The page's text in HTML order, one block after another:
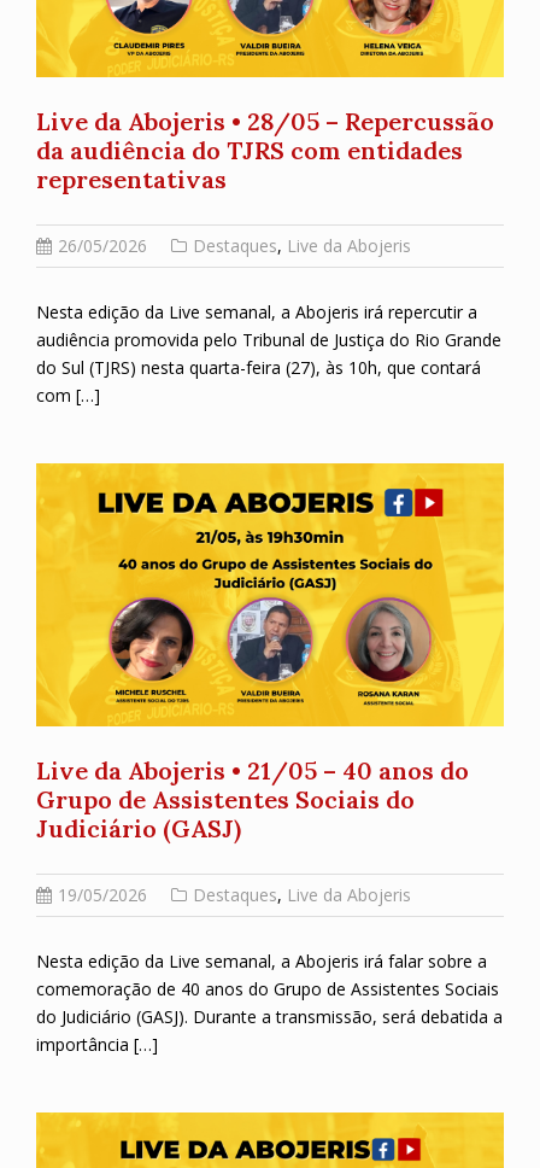
Live da Abojeris • 28/05 – Repercussão
da audiência do TJRS com entidades
representativas
26/05/2026 Destaques, Live da Abojeris
Nesta edição da Live semanal, a Abojeris irá repercutir a
audiência promovida pelo Tribunal de Justiça do Rio Grande
do Sul (TJRS) nesta quarta-feira (27), às 10h, que contará
com […]
Live da Abojeris • 21/05 – 40 anos do
Grupo de Assistentes Sociais do
Judiciário (GASJ)
19/05/2026 Destaques, Live da Abojeris
Nesta edição da Live semanal, a Abojeris irá falar sobre a
comemoração de 40 anos do Grupo de Assistentes Sociais
do Judiciário (GASJ). Durante a transmissão, será debatida a
importância […]